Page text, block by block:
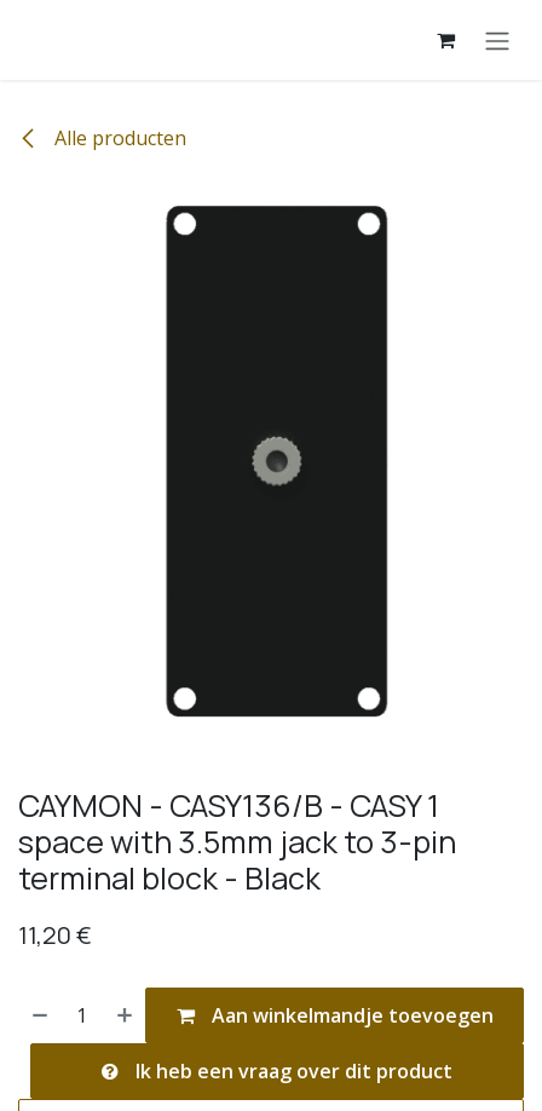
Alle producten
CAYMON - CASY136/B - CASY 1
space with 3.5mm jack to 3-pin
terminal block - Black
11,20€
Aan winkelmandje toevoegen
Ik heb een vraag over dit product